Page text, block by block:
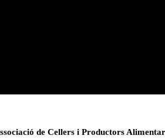
de Cellers i Productors